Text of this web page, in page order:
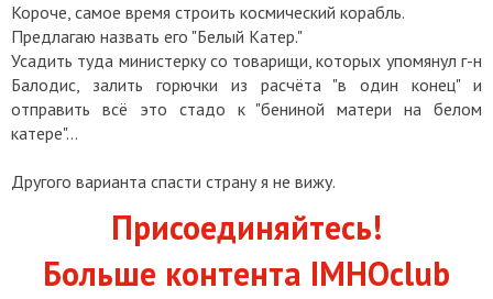
Короче, самое время строить космический корабль.
Предлагаю назвать его "Белый Катер."
Усадить туда министерку со товарищи, которых упомянул г-н
Балодис, залить горючки из расчёта "в один конец" и
отправить всё это стадо к "бениной матери на белом
катере"...
Другого варианта спасти страну я не вижу.
Присоединяйтесь!
Больше контента IMHOclub